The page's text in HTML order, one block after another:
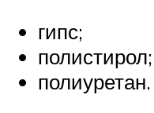
гипс;
полистирол;
полиуретан.